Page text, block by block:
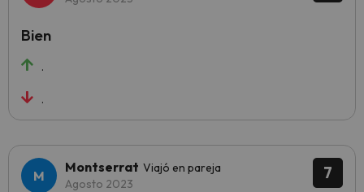
.
.
Bien
7
Montserrat Viajó en pareja
Agosto 2023